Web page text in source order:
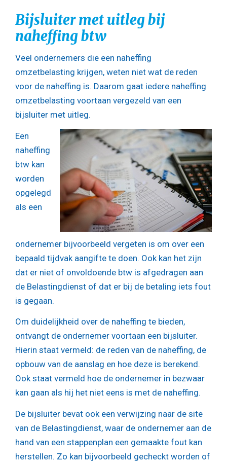
Bijsluiter met uitleg bij
naheffing btw
Veel ondernemers die een naheffing
omzetbelasting krijgen, weten niet wat de reden
voor de naheffing is. Daarom gaat iedere naheffing
omzetbelasting voortaan vergezeld van een
bijsluiter met uitleg.
Een
naheffing
btw kan
worden
opgelegd
als een
ondernemer bijvoorbeeld vergeten is om over een
bepaald tijdvak aangifte te doen. Ook kan het zijn
dat er niet of onvoldoende btw is afgedragen aan
de Belastingdienst of dat er bij de betaling iets fout
is gegaan.
Om duidelijkheid over de naheffing te bieden,
ontvangt de ondernemer voortaan een bijsluiter.
Hierin staat vermeld: de reden van de naheffing, de
opbouw van de aanslag en hoe deze is berekend.
Ook staat vermeld hoe de ondernemer in bezwaar
kan gaan als hij het niet eens is met de naheffing.
De bijsluiter bevat ook een verwijzing naar de site
van de Belastingdienst, waar de ondernemer aan de
hand van een stappenplan een gemaakte fout kan
herstellen. Zo kan bijvoorbeeld gecheckt worden of